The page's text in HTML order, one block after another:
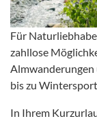
Für
zahllose
Almwanderungen
bis zu
In Ihrem